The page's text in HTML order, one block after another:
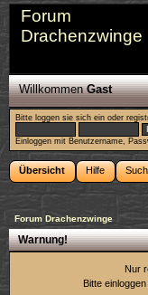
Forum
Drachenzwinge
WillkommenGast
Bitte loggen sie sich ein oder
Einloggen mit Benutzername,
Übersicht Hilfe
Forum Drachenzwinge
Warnung!
Nur
Bitte